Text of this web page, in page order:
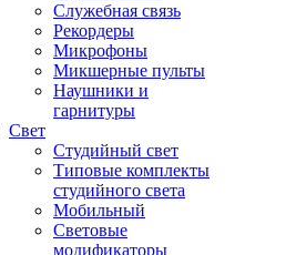
Служебная связь
Рекордеры
Микрофоны
Микшерные пульты
Наушники и
гарнитуры
Свет
Студийный свет
Типовые комплекты
студийного света
Мобильный
Световые
модификаторы